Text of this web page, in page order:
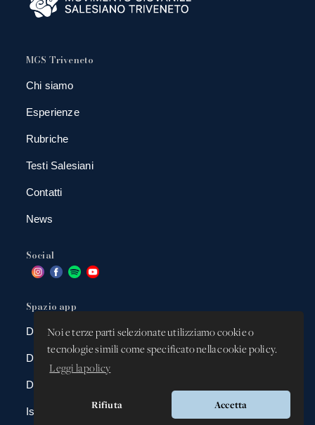
Noi e terze parti selezionate utilizziamo cookie o
tecnologie simili come specificato nella cookie policy.
Leggi la policy
Rifiuta Accetta
MGS Triveneto
Chi siamo
Esperienze
Rubriche
Testi Salesiani
Contatti
News
Social
Spazio app
DBAnima
DBContest
DBDrive
Iscrizioni